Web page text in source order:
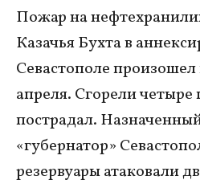
Пожар на
Казачья Бухта в
Севастополе произошел
апреля. Сгорели
пострадал.
«губернатор»
резервуары атаковали